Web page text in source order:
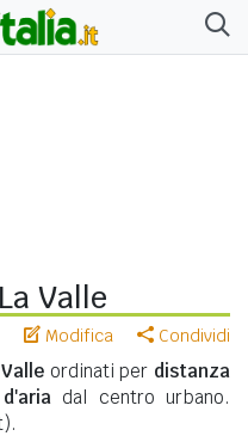
Valle
Modifica Condividi
ordinati per distanza
dal centro urbano.